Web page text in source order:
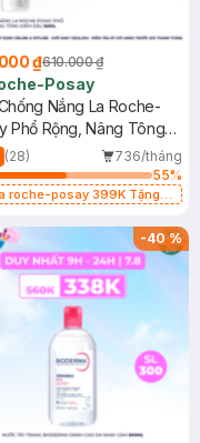
₫610.000 ₫
Posay
Nắng La Roche-
Phổ Rộng, Nâng Tông
50ml
(28)
736/tháng
55%
roche-posay 399K Tặng
hạn)
-40%